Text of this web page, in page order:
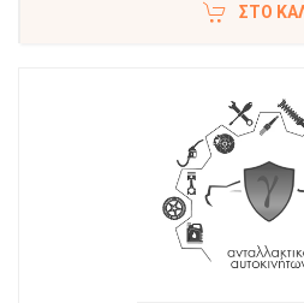
ΣΤΟ